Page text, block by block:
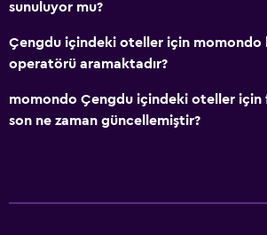
sunuluyor mu?
Çengdu içindeki oteller için momondo
operatörü aramaktadır?
momondo Çengdu içindeki oteller için
son ne zaman güncellemiştir?